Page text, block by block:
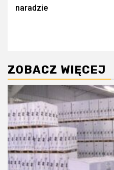
naradzie
ZOBACZ WIĘCEJ